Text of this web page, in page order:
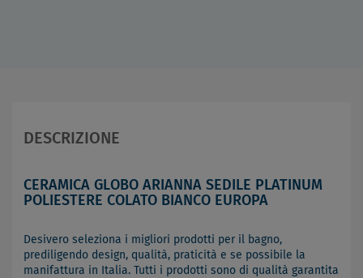
DESCRIZIONE
CERAMICA GLOBO ARIANNA SEDILE PLATINUM
POLIESTERE COLATO BIANCO EUROPA
Desivero seleziona i migliori prodotti per il bagno,
prediligendo design, qualità, praticità e se possibile la
manifattura in Italia. Tutti i prodotti sono di qualità garantita